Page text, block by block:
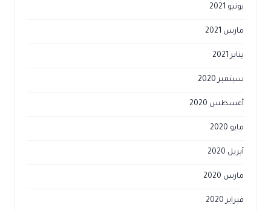
يونيو 2021
مارس 2021
سبتمبر 2020
أغسطس 2020
مايو 2020
أبريل 2020
مارس 2020
فبراير 2020